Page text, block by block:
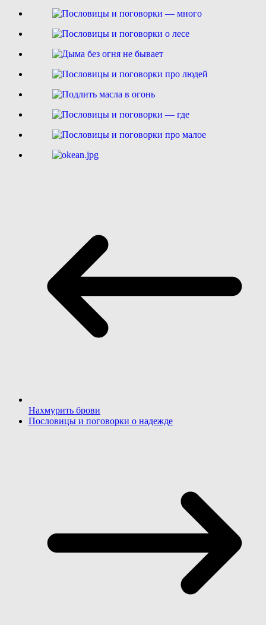
Нахмурить брови
Пословицы и поговорки о надежде